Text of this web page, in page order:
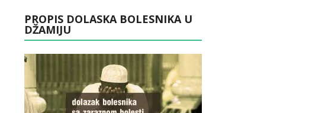
PROPIS DOLASKA BOLESNIKA U
DŽAMIJU